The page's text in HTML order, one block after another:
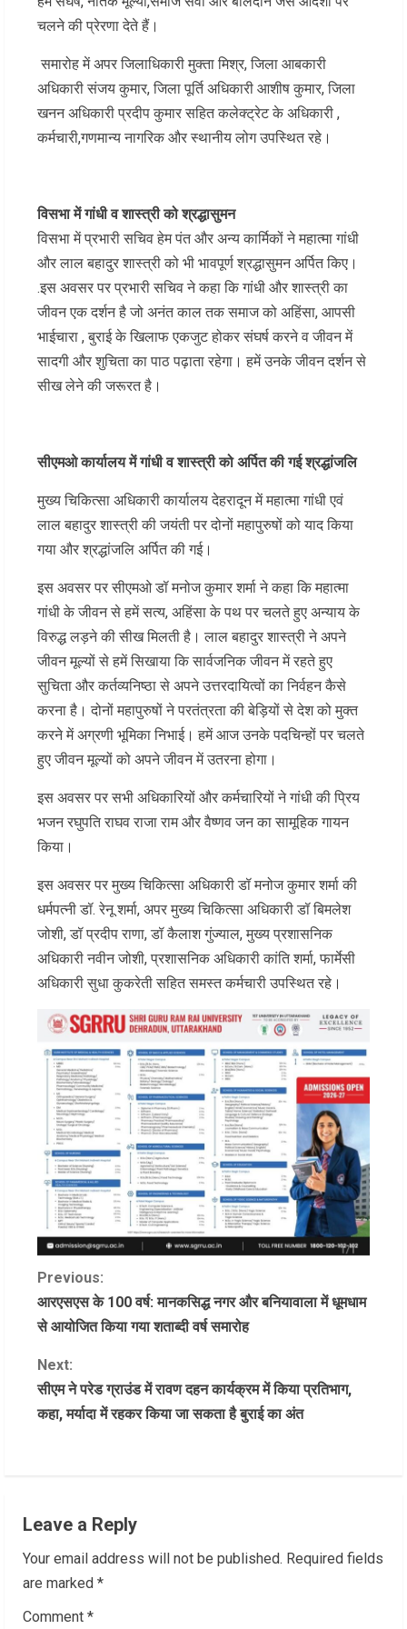
चलने की प्रेरणा देते हैं।
​​​ समारोह में अपर जिलाधिकारी मुक्ता मिश्र, जिला आबकारी
अधिकारी संजय कुमार, जिला पूर्ति अधिकारी आशीष कुमार, जिला
खनन अधिकारी प्रदीप कुमार सहित कलेक्ट्रेट के अधिकारी ,
कर्मचारी,गणमान्य नागरिक और स्थानीय लोग उपस्थित रहे।
विसभा में गांधी व शास्त्री को श्रद्धासुमन
विसभा में प्रभारी सचिव हेम पंत और अन्य कार्मिकों ने महात्मा गांधी
और लाल बहादुर शास्त्री को भी भावपूर्ण श्रद्धासुमन अर्पित किए।
.इस अवसर पर प्रभारी सचिव ने कहा कि गांधी और शास्त्री का
जीवन एक दर्शन है जो अनंत काल तक समाज को अहिंसा, आपसी
भाईचारा , बुराई के खिलाफ एकजुट होकर संघर्ष करने व जीवन में
सादगी और शुचिता का पाठ पढ़ाता रहेगा। हमें उनके जीवन दर्शन से
सीख लेने की जरूरत है।
सीएमओ कार्यालय में गांधी व शास्त्री को अर्पित की गई श्रद्धांजलि
मुख्य चिकित्सा अधिकारी कार्यालय देहरादून में महात्मा गांधी एवं
लाल बहादुर शास्त्री की जयंती पर दोनों महापुरुषों को याद किया
गया और श्रद्धांजलि अर्पित की गई।
इस अवसर पर सीएमओ डॉ मनोज कुमार शर्मा ने कहा कि महात्मा
गांधी के जीवन से हमें सत्य, अहिंसा के पथ पर चलते हुए अन्याय के
विरुद्ध लड़ने की सीख मिलती है। लाल बहादुर शास्त्री ने अपने
जीवन मूल्यों से हमें सिखाया कि सार्वजनिक जीवन में रहते हुए
सुचिता और कर्तव्यनिष्ठा से अपने उत्तरदायित्वों का निर्वहन कैसे
करना है। दोनों महापुरुषों ने परतंत्रता की बेड़ियों से देश को मुक्त
करने में अग्रणी भूमिका निभाई। हमें आज उनके पदचिन्हों पर चलते
हुए जीवन मूल्यों को अपने जीवन में उतरना होगा।
इस अवसर पर सभी अधिकारियों और कर्मचारियों ने गांधी की प्रिय
भजन रघुपति राघव राजा राम और वैष्णव जन का सामूहिक गायन
किया।
इस अवसर पर मुख्य चिकित्सा अधिकारी डॉ मनोज कुमार शर्मा की
धर्मपत्नी डॉ. रेनू शर्मा, अपर मुख्य चिकित्सा अधिकारी डॉ बिमलेश
जोशी, डॉ प्रदीप राणा, डॉ कैलाश गुंज्याल, मुख्य प्रशासनिक
अधिकारी नवीन जोशी, प्रशासनिक अधिकारी कांति शर्मा, फार्मेसी
अधिकारी सुधा कुकरेती सहित समस्त कर्मचारी उपस्थित रहे।
C
o
n
t
e
R
Previous:
आरएसएस के 100 वर्ष: मानकसिद्ध नगर और बनियावाला में धूमधाम
से आयोजित किया गया शताब्दी वर्ष समारोह
Next:
सीएम ने परेड ग्राउंड में रावण दहन कार्यक्रम में किया प्रतिभाग,
कहा, मर्यादा में रहकर किया जा सकता है बुराई का अंत
Leave a Reply
Your email address will not be published. Required fields
are marked *
Comment *